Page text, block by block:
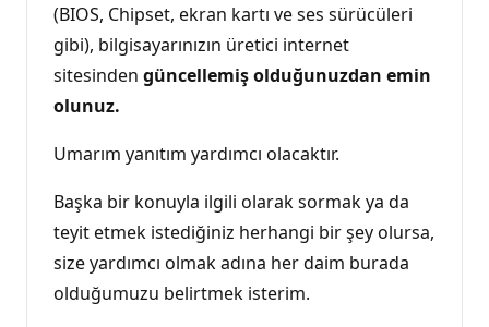
(BIOS, Chipset, ekran kartı ve ses sürücüleri
gibi), bilgisayarınızın üretici internet
sitesinden güncellemiş olduğunuzdan emin
olunuz.
Umarım yanıtım yardımcı olacaktır.
Başka bir konuyla ilgili olarak sormak ya da
teyit etmek istediğiniz herhangi bir şey olursa,
size yardımcı olmak adına her daim burada
olduğumuzu belirtmek isterim.